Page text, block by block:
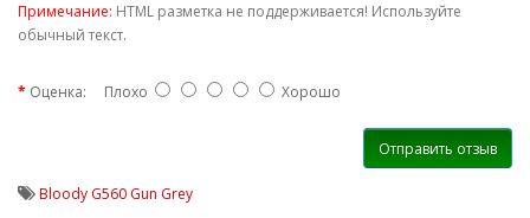
Примечание: HTML разметка не поддерживается! Используйте
обычный текст.
Оценка: Плохо Хорошо
Отправить отзыв
Bloody G560 Gun Grey